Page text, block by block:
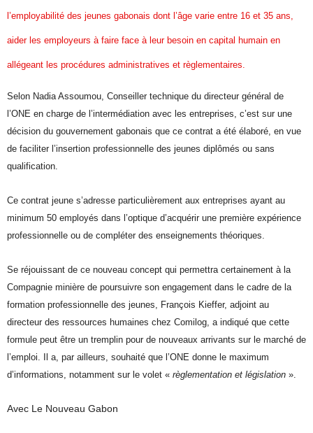
l’employabilité des jeunes gabonais dont l’âge varie entre 16 et 35 ans,
aider les employeurs à faire face à leur besoin en capital humain en
allégeant les procédures administratives et règlementaires.
Selon Nadia Assoumou, Conseiller technique du directeur général de
l’ONE en charge de l’intermédiation avec les entreprises, c’est sur une
décision du gouvernement gabonais que ce contrat a été élaboré, en vue
de faciliter l’insertion professionnelle des jeunes diplômés ou sans
qualification.
Ce contrat jeune s’adresse particulièrement aux entreprises ayant au
minimum 50 employés dans l’optique d’acquérir une première expérience
professionnelle ou de compléter des enseignements théoriques.
Se réjouissant de ce nouveau concept qui permettra certainement à la
Compagnie minière de poursuivre son engagement dans le cadre de la
formation professionnelle des jeunes, François Kieffer, adjoint au
directeur des ressources humaines chez Comilog, a indiqué que cette
formule peut être un tremplin pour de nouveaux arrivants sur le marché de
l’emploi. Il a, par ailleurs, souhaité que l’ONE donne le maximum
d’informations, notamment sur le volet « règlementation et législation ».
Avec Le Nouveau Gabon